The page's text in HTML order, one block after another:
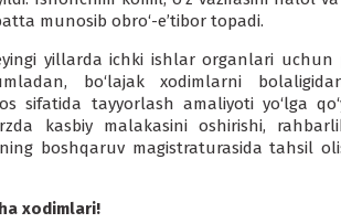
munosib obro‘-e’tibor topadi.
yillarda ichki ishlar organlari
bo‘lajak xodimlarni
sifatida tayyorlash amaliyoti yo‘lga
kasbiy malakasini oshirishi,
boshqaruv magistraturasida tahsil
xodimlari!